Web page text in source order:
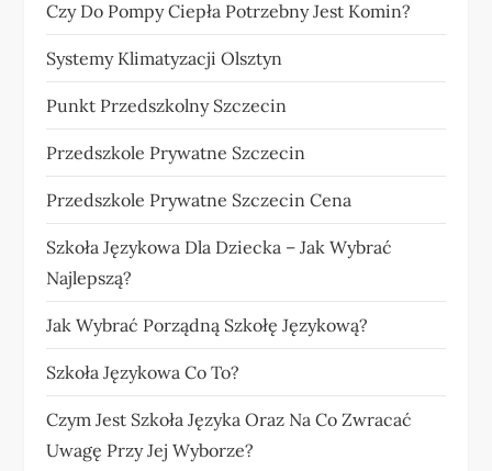
Czy Do Pompy Ciepła Potrzebny Jest Komin?
Systemy Klimatyzacji Olsztyn
Punkt Przedszkolny Szczecin
Przedszkole Prywatne Szczecin
Przedszkole Prywatne Szczecin Cena
Szkoła Językowa Dla Dziecka – Jak Wybrać
Najlepszą?
Jak Wybrać Porządną Szkołę Językową?
Szkoła Językowa Co To?
Czym Jest Szkoła Języka Oraz Na Co Zwracać
Uwagę Przy Jej Wyborze?